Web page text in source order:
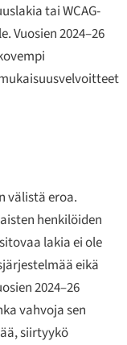
tai WCAG-
Vuosien 2024–26
välistä eroa.
henkilöiden
lakia ei ole
eikä
2024–26
vahvoja sen
siirtyykö